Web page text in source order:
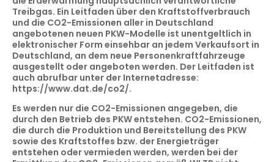
Treibgas. Ein Leitfaden über den Kraftstoffverbrauch
und die CO2-Emissionen aller in Deutschland
angebotenen neuen PKW-Modelle ist unentgeltlich in
elektronischer Form einsehbar an jedem Verkaufsort in
Deutschland, an dem neue Personenkraftfahrzeuge
ausgestellt oder angeboten werden. Der Leitfaden ist
auch abrufbar unter der Internetadresse:
https://www.dat.de/co2/.
Es werden nur die CO2-Emissionen angegeben, die
durch den Betrieb des PKW entstehen. CO2-Emissionen,
die durch die Produktion und Bereitstellung des PKW
sowie des Kraftstoffes bzw. der Energieträger
entstehen oder vermieden werden, werden bei der